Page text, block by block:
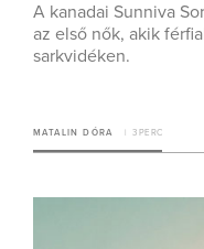
A kanadai Sunniva
az első nők, akik
sarkvidéken.
MATALIN DÓRA 3 PERC